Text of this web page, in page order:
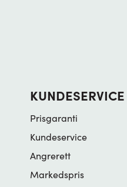
KUNDESERVICE
Prisgaranti
Kundeservice
Angrerett
Markedspris